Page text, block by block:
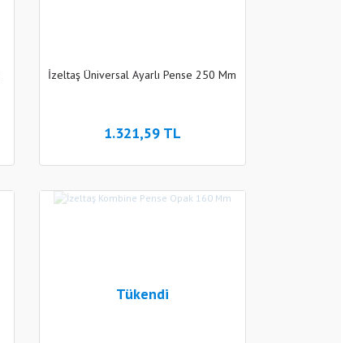
İzeltaş Üniversal Ayarlı Pense 250 Mm
1.321,59 TL
Tükendi